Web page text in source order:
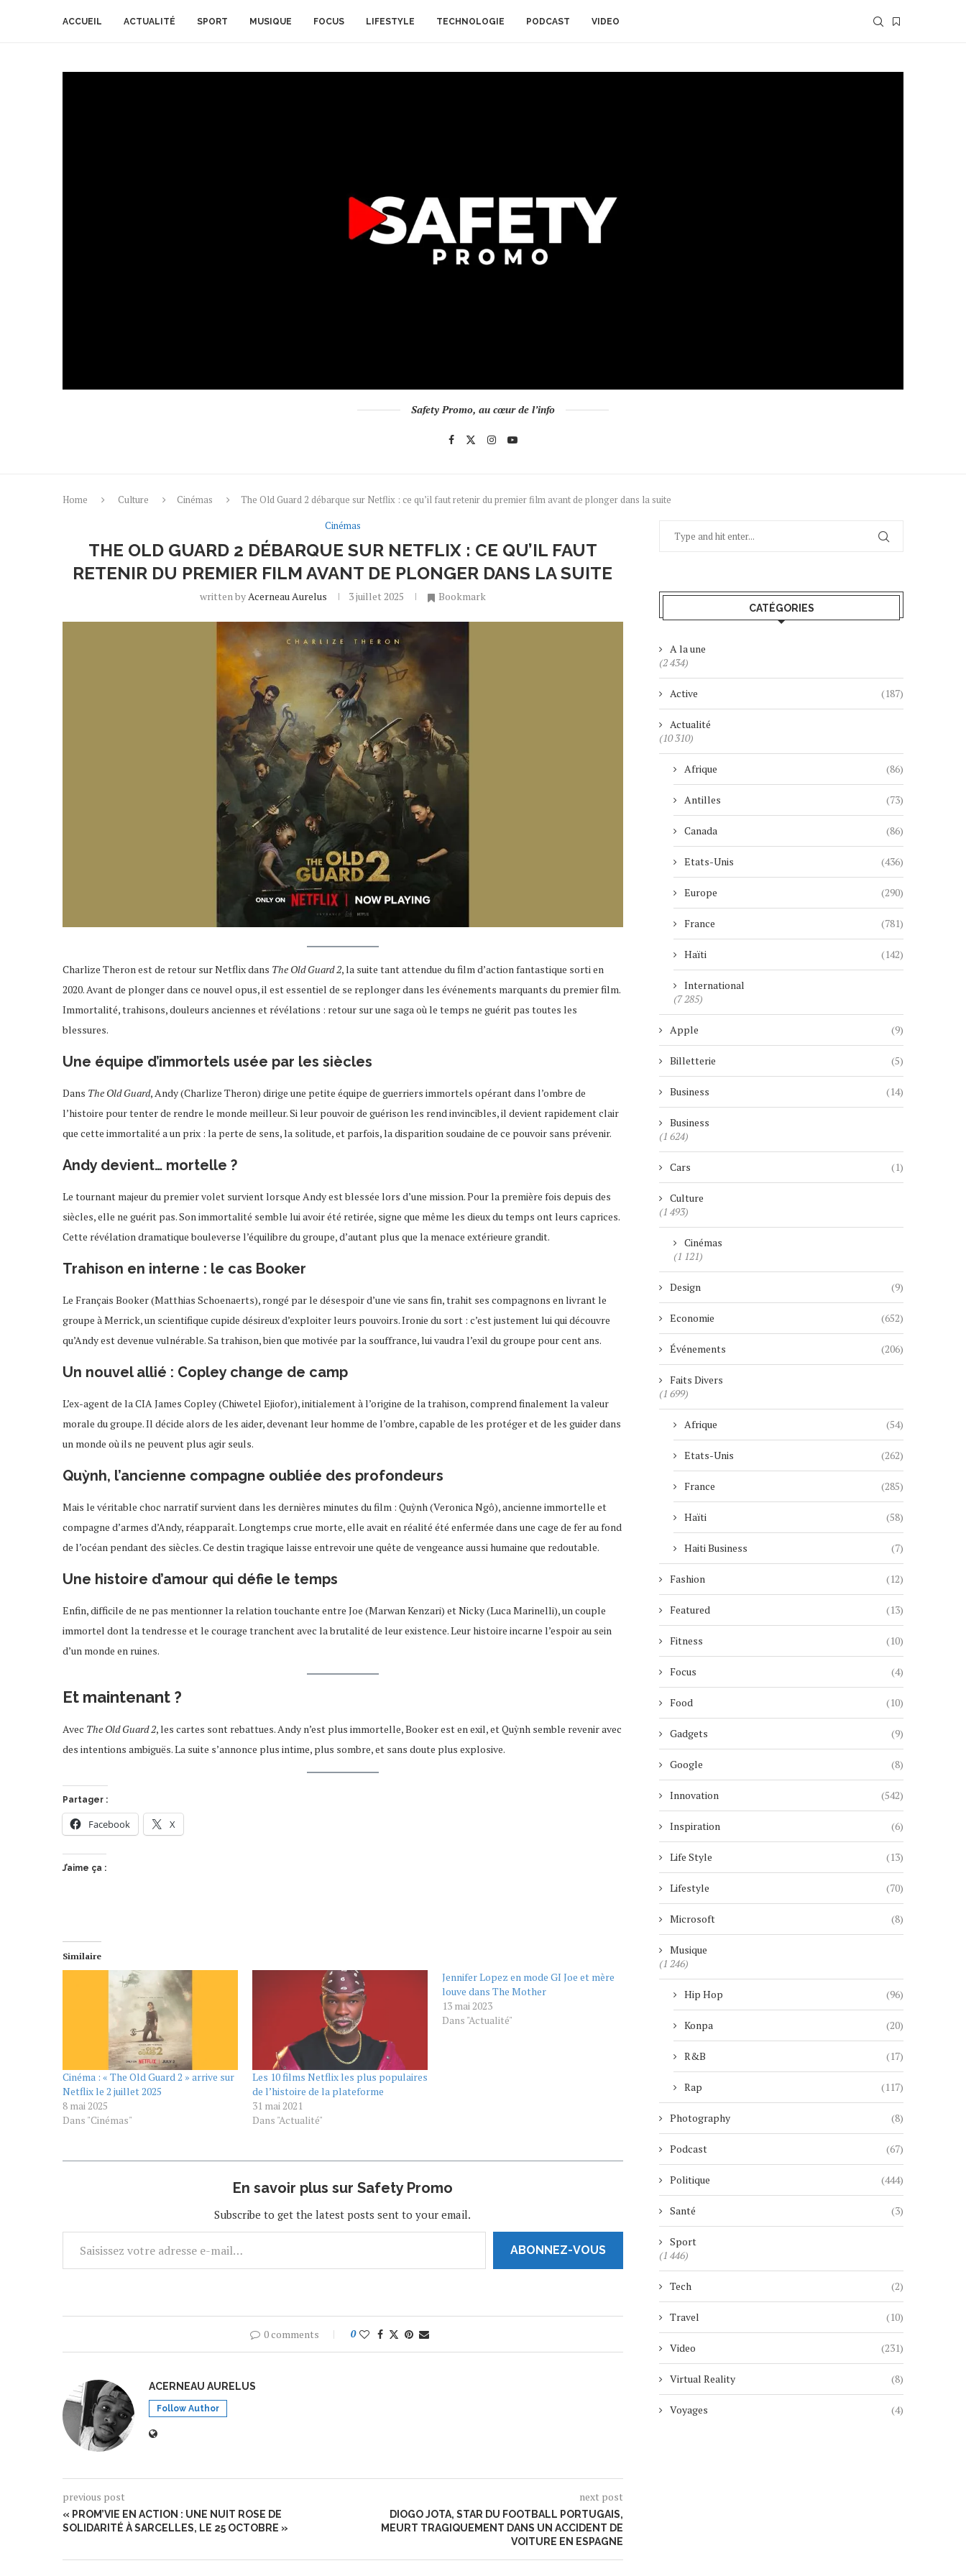
ACCUEIL ACTUALITÉ SPORT MUSIQUE FOCUS LIFESTYLE TECHNOLOGIE PODCAST VIDEO
Safety Promo, au cœur de l’info
Home Culture Cinémas
The Old Guard 2 débarque sur Netflix : ce qu’il faut retenir du premier film avant de plonger dans la suite
Cinémas
THE OLD GUARD 2 DÉBARQUE SUR NETFLIX : CE QU’IL FAUT
RETENIR DU PREMIER FILM AVANT DE PLONGER DANS LA SUITE
written byAcerneau Aurelus 3 juillet 2025 Bookmark
Charlize Theron est de retour sur Netflix dans The Old Guard 2, la suite tant attendue du film d’action fantastique sorti en
2020. Avant de plonger dans ce nouvel opus, il est essentiel de se replonger dans les événements marquants du premier film.
Immortalité, trahisons, douleurs anciennes et révélations : retour sur une saga où le temps ne guérit pas toutes les
blessures.
Une équipe d’immortels usée par les siècles
Dans The Old Guard, Andy (Charlize Theron) dirige une petite équipe de guerriers immortels opérant dans l’ombre de
l’histoire pour tenter de rendre le monde meilleur. Si leur pouvoir de guérison les rend invincibles, il devient rapidement clair
que cette immortalité a un prix : la perte de sens, la solitude, et parfois, la disparition soudaine de ce pouvoir sans prévenir.
Andy devient… mortelle ?
Le tournant majeur du premier volet survient lorsque Andy est blessée lors d’une mission. Pour la première fois depuis des
siècles, elle ne guérit pas. Son immortalité semble lui avoir été retirée, signe que même les dieux du temps ont leurs caprices.
Cette révélation dramatique bouleverse l’équilibre du groupe, d’autant plus que la menace extérieure grandit.
Trahison en interne : le cas Booker
Le Français Booker (Matthias Schoenaerts), rongé par le désespoir d’une vie sans fin, trahit ses compagnons en livrant le
groupe à Merrick, un scientifique cupide désireux d’exploiter leurs pouvoirs. Ironie du sort : c’est justement lui qui découvre
qu’Andy est devenue vulnérable. Sa trahison, bien que motivée par la souffrance, lui vaudra l’exil du groupe pour cent ans.
Un nouvel allié : Copley change de camp
L’ex-agent de la CIA James Copley (Chiwetel Ejiofor), initialement à l’origine de la trahison, comprend finalement la valeur
morale du groupe. Il décide alors de les aider, devenant leur homme de l’ombre, capable de les protéger et de les guider dans
un monde où ils ne peuvent plus agir seuls.
Quỳnh, l’ancienne compagne oubliée des profondeurs
Mais le véritable choc narratif survient dans les dernières minutes du film : Quỳnh (Veronica Ngô), ancienne immortelle et
compagne d’armes d’Andy, réapparaît. Longtemps crue morte, elle avait en réalité été enfermée dans une cage de fer au fond
de l’océan pendant des siècles. Ce destin tragique laisse entrevoir une quête de vengeance aussi humaine que redoutable.
Une histoire d’amour qui défie le temps
Enfin, difficile de ne pas mentionner la relation touchante entre Joe (Marwan Kenzari) et Nicky (Luca Marinelli), un couple
immortel dont la tendresse et le courage tranchent avec la brutalité de leur existence. Leur histoire incarne l’espoir au sein
d’un monde en ruines.
Et maintenant ?
Avec The Old Guard 2, les cartes sont rebattues. Andy n’est plus immortelle, Booker est en exil, et Quỳnh semble revenir avec
des intentions ambiguës. La suite s’annonce plus intime, plus sombre, et sans doute plus explosive.
Partager :
Facebook X
J’aime ça :
Similaire
Cinéma : « The Old Guard 2 » arrive sur
Netflix le 2 juillet 2025
8 mai 2025
Dans "Cinémas"
Les 10 films Netflix les plus populaires
de l’histoire de la plateforme
31 mai 2021
Dans "Actualité"
Jennifer Lopez en mode GI Joe et mère
louve dans The Mother
13 mai 2023
Dans "Actualité"
En savoir plus sur Safety Promo
Subscribe to get the latest posts sent to your email.
ABONNEZ-VOUS
0 comments 0
ACERNEAU AURELUS
Follow Author
previous post
« PROM’VIE EN ACTION : UNE NUIT ROSE DE
SOLIDARITÉ À SARCELLES, LE 25 OCTOBRE »
next post
DIOGO JOTA, STAR DU FOOTBALL PORTUGAIS,
MEURT TRAGIQUEMENT DANS UN ACCIDENT DE
VOITURE EN ESPAGNE
CATÉGORIES
A la une
(2 434)
Active (187)
Actualité
(10 310)
Afrique (86)
Antilles (73)
Canada (86)
Etats-Unis (436)
Europe (290)
France (781)
Haïti (142)
International
(7 285)
Apple (9)
Billetterie (5)
Business (14)
Business
(1 624)
Cars (1)
Culture
(1 493)
Cinémas
(1 121)
Design (9)
Economie (652)
Événements (206)
Faits Divers
(1 699)
Afrique (54)
Etats-Unis (262)
France (285)
Haïti (58)
Haiti Business (7)
Fashion (12)
Featured (13)
Fitness (10)
Focus (4)
Food (10)
Gadgets (9)
Google (8)
Innovation (542)
Inspiration (6)
Life Style (13)
Lifestyle (70)
Microsoft (8)
Musique
(1 246)
Hip Hop (96)
Konpa (20)
R&B (17)
Rap (117)
Photography (8)
Podcast (67)
Politique (444)
Santé (3)
Sport
(1 446)
Tech (2)
Travel (10)
Video (231)
Virtual Reality (8)
Voyages (4)